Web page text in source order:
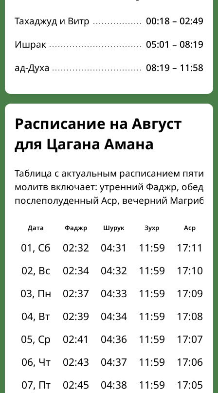
Тахаджуд и Витр 00:18 – 02:49
Ишрак
05:01 – 08:19
ад-Духа
08:19 – 11:58
Расписание на Август
для Цагана Амана
Таблица с актуальным расписанием пяти
молитв включает: утренний Фаджр,
послеполуденный Аср, вечерний Магриб
Дата Фаджр Шурук Зухр Аср
01, Сб 02:32 04:31 11:59 17:11
02, Вс
02:34 04:32 11:59 17:10
03, Пн
02:37 04:33 11:59 17:09
04, Вт
02:39 04:34 11:59 17:08
05, Ср
02:41 04:36 11:59 17:07
06, Чт
02:43 04:37 11:59 17:06
07, Пт
02:45 04:38 11:59 17:05